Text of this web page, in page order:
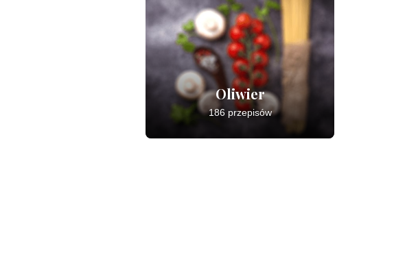
Oliwier
186 przepisów